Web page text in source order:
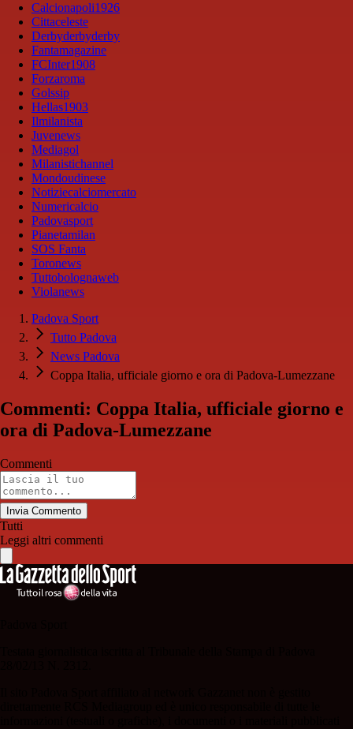
Calcionapoli1926
Cittaceleste
Derbyderbyderby
Fantamagazine
FCInter1908
Forzaroma
Golssip
Hellas1903
Ilmilanista
Juvenews
Mediagol
Milanistichannel
Mondoudinese
Notiziecalciomercato
Numericalcio
Padovasport
Pianetamilan
SOS Fanta
Toronews
Tuttobolognaweb
Violanews
Padova Sport
Tutto Padova
News Padova
Coppa Italia, ufficiale giorno e ora di Padova-Lumezzane
Commenti: Coppa Italia, ufficiale giorno e
ora di Padova-Lumezzane
Commenti
Invia Commento
Tutti
Leggi altri commenti